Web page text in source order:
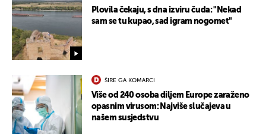
Plovila čekaju, s dna izviru čuda: "Nekad
sam se tu kupao, sad igram nogomet"
ŠIRE GA KOMARCI
Više od 240 osoba diljem Europe zaraženo
opasnim virusom: Najviše slučajeva u
našem susjedstvu
UKLJUČITE NOTIFIKACIJE